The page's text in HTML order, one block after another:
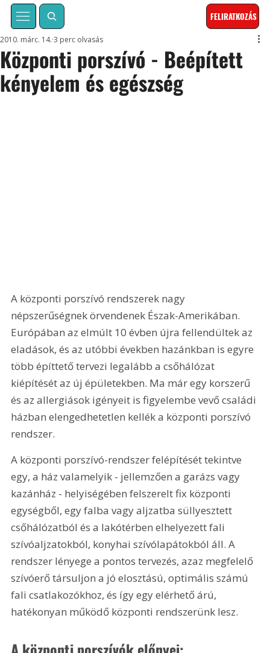
FELIRATKOZÁS
Központi porszívó - Beépített
kényelem és egészség
2010. márc. 14. 3 perc olvasás
A központi porszívó rendszerek nagy
népszerűségnek örvendenek Észak-Amerikában.
Európában az elmúlt 10 évben újra fellendültek az
eladások, és az utóbbi években hazánkban is egyre
több építtető tervezi legalább a csőhálózat
kiépítését az új épületekben. Ma már egy korszerű
és az allergiások igényeit is figyelembe vevő családi
házban elengedhetetlen kellék a központi porszívó
rendszer.
A központi porszívó-rendszer felépítését tekintve
egy, a ház valamelyik - jellemzően a garázs vagy
kazánház - helyiségében felszerelt fix központi
egységből, egy falba vagy aljzatba süllyesztett
csőhálózatból és a lakótérben elhelyezett fali
szívóaljzatokból, konyhai szívólapátokból áll. A
rendszer lényege a pontos tervezés, azaz megfelelő
szívóerő társuljon a jó elosztású, optimális számú
fali csatlakozókhoz, és így egy elérhető árú,
hatékonyan működő központi rendszerünk lesz.